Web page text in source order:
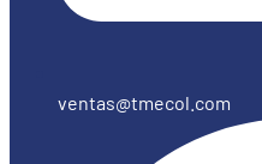
ventas@tmecol.com